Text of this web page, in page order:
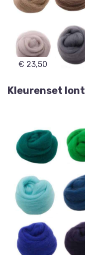
€ 23,50
Kleurenset